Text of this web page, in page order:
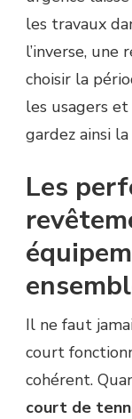
les travaux
l’inverse,
choisir la
les usagers
gardez ainsi
Les
Il ne faut
court
cohérent.
court de